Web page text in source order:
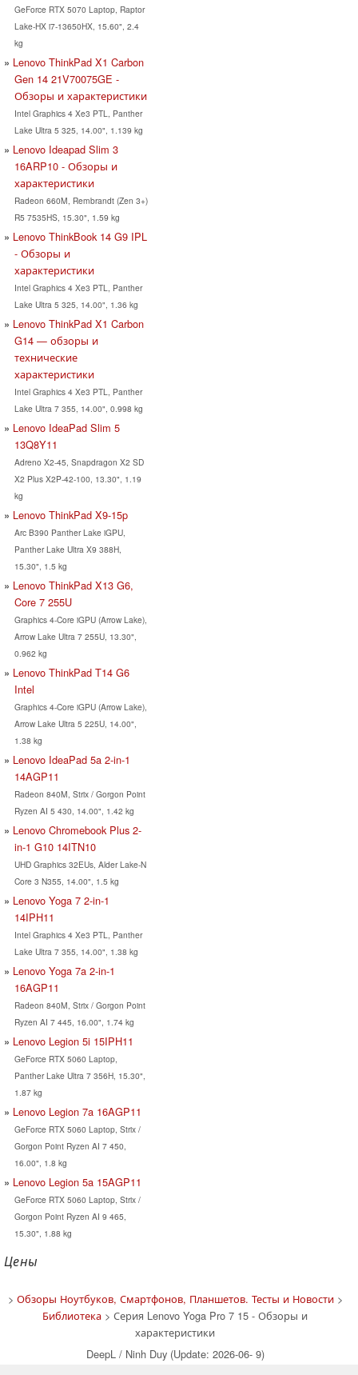
GeForce RTX 5070 Laptop, Raptor
Lake-HX i7-13650HX, 15.60", 2.4
kg
Lenovo ThinkPad X1 Carbon
Gen 14 21V70075GE -
Обзоры и характеристики
Intel Graphics 4 Xe3 PTL, Panther
Lake Ultra 5 325, 14.00", 1.139 kg
Lenovo Ideapad Slim 3
16ARP10 - Обзоры и
характеристики
Radeon 660M, Rembrandt (Zen 3+)
R5 7535HS, 15.30", 1.59 kg
Lenovo ThinkBook 14 G9 IPL
- Обзоры и
характеристики
Intel Graphics 4 Xe3 PTL, Panther
Lake Ultra 5 325, 14.00", 1.36 kg
Lenovo ThinkPad X1 Carbon
G14 — обзоры и
технические
характеристики
Intel Graphics 4 Xe3 PTL, Panther
Lake Ultra 7 355, 14.00", 0.998 kg
Lenovo IdeaPad Slim 5
13Q8Y11
Adreno X2-45, Snapdragon X2 SD
X2 Plus X2P-42-100, 13.30", 1.19
kg
Lenovo ThinkPad X9-15p
Arc B390 Panther Lake iGPU,
Panther Lake Ultra X9 388H,
15.30", 1.5 kg
Lenovo ThinkPad X13 G6,
Core 7 255U
Graphics 4-Core iGPU (Arrow Lake),
Arrow Lake Ultra 7 255U, 13.30",
0.962 kg
Lenovo ThinkPad T14 G6
Intel
Graphics 4-Core iGPU (Arrow Lake),
Arrow Lake Ultra 5 225U, 14.00",
1.38 kg
Lenovo IdeaPad 5a 2-in-1
14AGP11
Radeon 840M, Strix / Gorgon Point
Ryzen AI 5 430, 14.00", 1.42 kg
Lenovo Chromebook Plus 2-
in-1 G10 14ITN10
UHD Graphics 32EUs, Alder Lake-N
Core 3 N355, 14.00", 1.5 kg
Lenovo Yoga 7 2-in-1
14IPH11
Intel Graphics 4 Xe3 PTL, Panther
Lake Ultra 7 355, 14.00", 1.38 kg
Lenovo Yoga 7a 2-in-1
16AGP11
Radeon 840M, Strix / Gorgon Point
Ryzen AI 7 445, 16.00", 1.74 kg
Lenovo Legion 5i 15IPH11
GeForce RTX 5060 Laptop,
Panther Lake Ultra 7 356H, 15.30",
1.87 kg
Lenovo Legion 7a 16AGP11
GeForce RTX 5060 Laptop, Strix /
Gorgon Point Ryzen AI 7 450,
16.00", 1.8 kg
Lenovo Legion 5a 15AGP11
GeForce RTX 5060 Laptop, Strix /
Gorgon Point Ryzen AI 9 465,
15.30", 1.88 kg
Цены
> Обзоры Ноутбуков, Смартфонов, Планшетов. Тесты и Новости>
Библиотека > Серия Lenovo Yoga Pro 7 15 - Обзоры и
характеристики
DeepL / Ninh Duy (Update: 2026-06- 9)